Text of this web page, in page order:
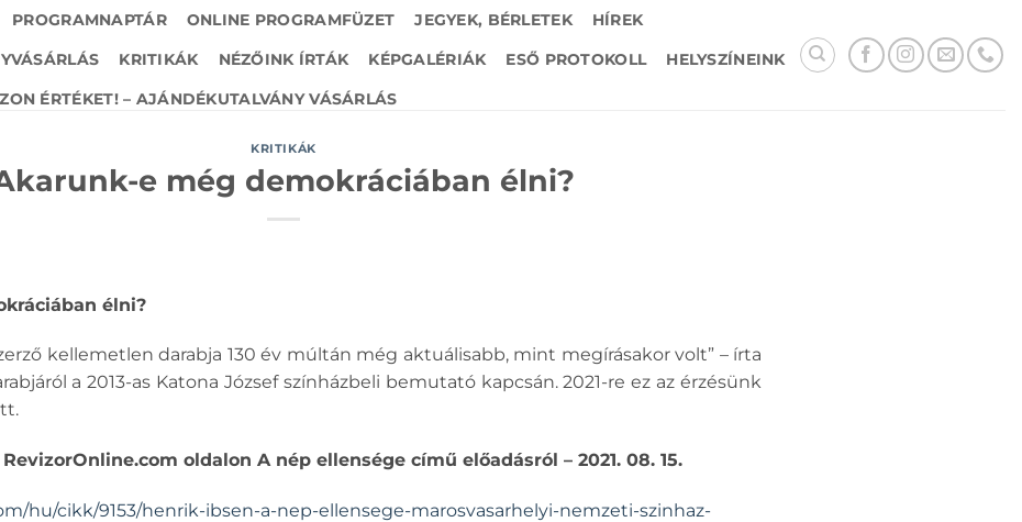
PROGRAMNAPTÁR ONLINE PROGRAMFÜZET JEGYEK, BÉRLETEK
HÍREK
KRITIKÁK NÉZŐINK ÍRTÁK KÉPGALÉRIÁK ESŐ PROTOKOLL
HELYSZÍNEINK
ÉRTÉKET! – AJÁNDÉKUTALVÁNY VÁSÁRLÁS
KRITIKÁK
e még demokráciában élni?
élni?
kellemetlen darabja 130 év múltán még aktuálisabb, mint megírásakor volt” – írta
a 2013-as Katona József színházbeli bemutató kapcsán. 2021-re ez az érzésünk
oldalon A nép ellensége című előadásról – 2021. 08. 15.
hu/cikk/9153/henrik-ibsen-a-nep-ellensege-marosvasarhelyi-nemzeti-szinhaz-